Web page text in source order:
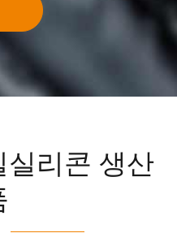
실리콘 생산